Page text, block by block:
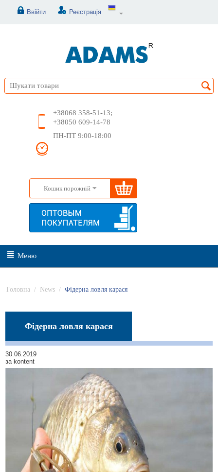
Ввійти Реєстрація
+38068 358-51-13;
+38050 609-14-78
ПН-ПТ 9:00-18:00
Кошик порожній
Меню
Головна / News / Фідерна ловля карася
Фідерна ловля карася
30.06.2019
за kontent